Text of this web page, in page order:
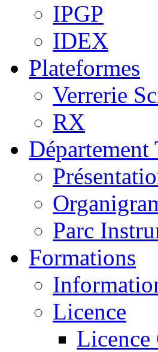
IPGP
IDEX
Plateformes
Verrerie
RX
Département
Parc
Formations
Licence
Licence